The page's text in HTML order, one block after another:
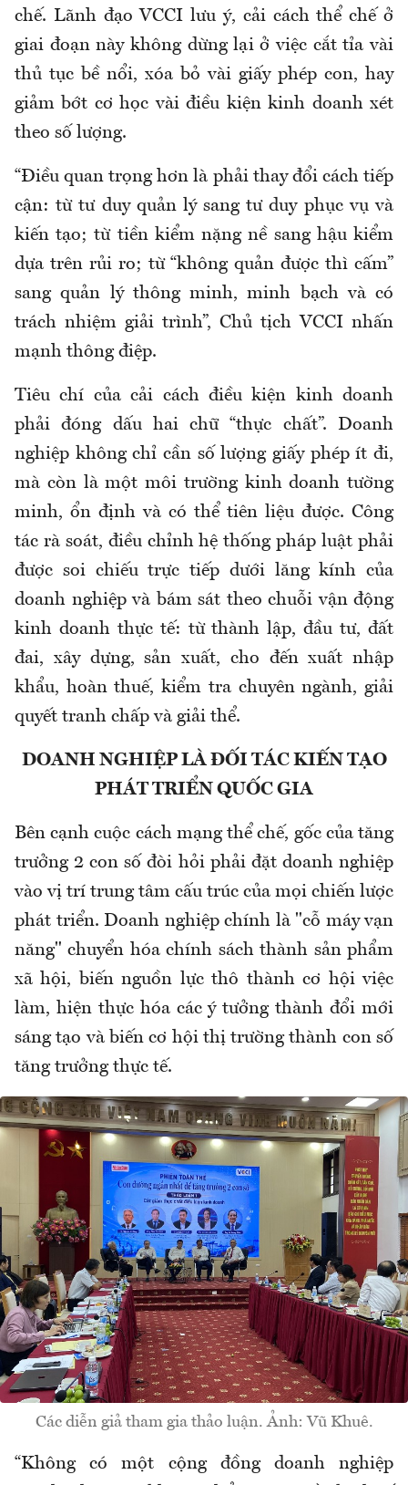
chế. Lãnh đạo VCCI lưu ý, cải cách thể chế ở
giai đoạn này không dừng lại ở việc cắt tỉa vài
thủ tục bề nổi, xóa bỏ vài giấy phép con, hay
giảm bớt cơ học vài điều kiện kinh doanh xét
theo số lượng.
“Điều quan trọng hơn là phải thay đổi cách tiếp
cận: từ tư duy quản lý sang tư duy phục vụ và
kiến tạo; từ tiền kiểm nặng nề sang hậu kiểm
dựa trên rủi ro; từ “không quản được thì cấm”
sang quản lý thông minh, minh bạch và có
trách nhiệm giải trình”, Chủ tịch VCCI nhấn
mạnh thông điệp.
Tiêu chí của cải cách điều kiện kinh doanh
phải đóng dấu hai chữ “thực chất”. Doanh
nghiệp không chỉ cần số lượng giấy phép ít đi,
mà còn là một môi trường kinh doanh tường
minh, ổn định và có thể tiên liệu được. Công
tác rà soát, điều chỉnh hệ thống pháp luật phải
được soi chiếu trực tiếp dưới lăng kính của
doanh nghiệp và bám sát theo chuỗi vận động
kinh doanh thực tế: từ thành lập, đầu tư, đất
đai, xây dựng, sản xuất, cho đến xuất nhập
khẩu, hoàn thuế, kiểm tra chuyên ngành, giải
quyết tranh chấp và giải thể.
DOANH NGHIỆP LÀ ĐỐI TÁC KIẾN TẠO
PHÁT TRIỂN QUỐC GIA
Bên cạnh cuộc cách mạng thể chế, gốc của tăng
trưởng 2 con số đòi hỏi phải đặt doanh nghiệp
vào vị trí trung tâm cấu trúc của mọi chiến lược
phát triển. Doanh nghiệp chính là "cỗ máy vạn
năng" chuyển hóa chính sách thành sản phẩm
xã hội, biến nguồn lực thô thành cơ hội việc
làm, hiện thực hóa các ý tưởng thành đổi mới
sáng tạo và biến cơ hội thị trường thành con số
tăng trưởng thực tế.
Các diễn giả tham gia thảo luận. Ảnh: Vũ Khuê.
“Không có một cộng đồng doanh nghiệp